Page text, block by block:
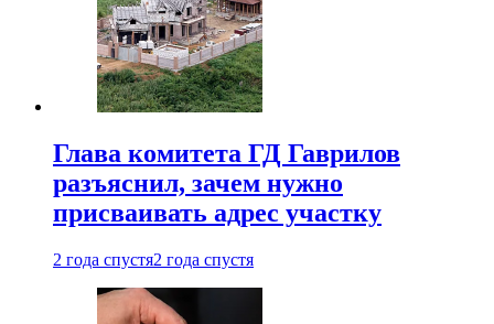
Глава комитета ГД Гаврилов
разъяснил, зачем нужно
присваивать адрес участку
2 года спустя2 года спустя